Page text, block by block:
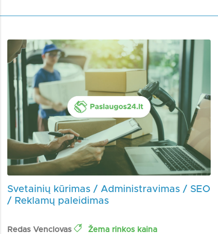
Svetainių kūrimas / Administravimas / SEO
/ Reklamų paleidimas
Redas Venclovas Žema rinkos kaina